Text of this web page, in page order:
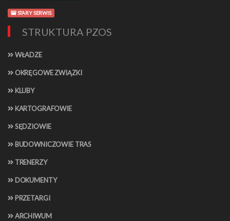
STARY SERWIS
STRUKTURA PZOS
WŁADZE
OKRĘGOWE ZWIĄZKI
KLUBY
KARTOGRAFOWIE
SĘDZIOWIE
BUDOWNICZOWIE TRAS
TRENERZY
DOKUMENTY
PRZETARGI
ARCHIWUM